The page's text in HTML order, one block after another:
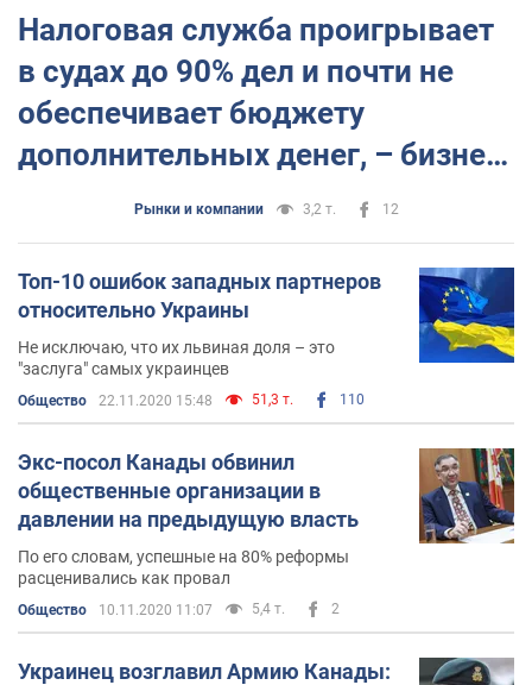
Налоговая служба проигрывает
в судах до 90% дел и почти не
обеспечивает бюджету
дополнительных денег, – бизнес-
омбудсменРынки и компании 3,2 т. 12
Топ-10 ошибок западных партнеров
относительно Украины
Не исключаю, что их львиная доля – это
"заслуга" самых украинцев
Общество 22.11.2020 15:48 51,3 т. 110
Экс-посол Канады обвинил
общественные организации в
давлении на предыдущую власть
По его словам, успешные на 80% реформы
расценивались как провал
Общество 10.11.2020 11:07 5,4 т. 2
Украинец возглавил Армию Канады: